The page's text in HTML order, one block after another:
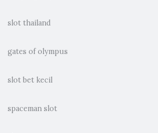
slot thailand
gates of olympus
slot bet kecil
spaceman slot